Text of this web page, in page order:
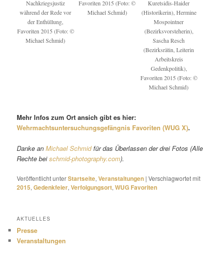
Nachkriegsjustiz
während der Rede vor
der Enthüllung,
Favoriten 2015 (Foto: ©
Michael Schmid)
Favoriten 2015 (Foto: ©
Michael Schmid)
Kuretsidis-Haider
(Historikerin), Hermine
Mospointner
(Bezirksvorsteherin),
Sascha Resch
(Bezirksrätin, Leiterin
Arbeitskreis
Gedenkpolitik),
Favoriten 2015 (Foto: ©
Michael Schmid)
Mehr Infos zum Ort ansich gibt es hier:
Wehrmachtsuntersuchungsgefängnis Favoriten (WUG X).
Danke anMichael Schmidfür das Überlassen der drei Fotos (Alle
Rechte beischmid-photography.com).
Veröffentlicht unterStartseite,Veranstaltungen |Verschlagwortet mit
2015,Gedenkfeier,Verfolgungsort,WUG Favoriten
AKTUELLES
Presse
Veranstaltungen